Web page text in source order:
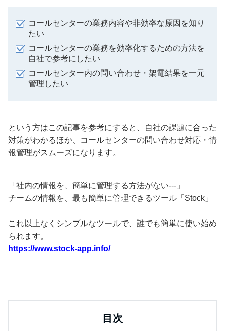
コールセンターの業務内容や非効率な原因を知り
たい
コールセンターの業務を効率化するための方法を
自社で参考にしたい
コールセンター内の問い合わせ・架電結果を一元
管理したい
という方はこの記事を参考にすると、自社の課題に合った
対策がわかるほか、コールセンターの問い合わせ対応・情
報管理がスムーズになります。
「社内の情報を、簡単に管理する方法がない---」
チームの情報を、最も簡単に管理できるツール「Stock」
これ以上なくシンプルなツールで、誰でも簡単に使い始め
られます。
https://www.stock-app.info/
目次